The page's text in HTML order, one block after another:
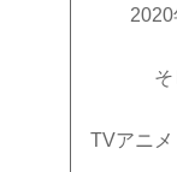
2020
TVアニ